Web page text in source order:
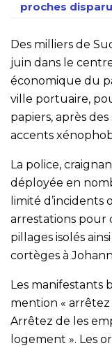
proches
Des milliers de
juin dans le
économique du
ville portuaire,
papiers, après
accents
La police,
déployée en
limité
arrestations pour
pillages isolés
cortèges à
Les manifestants
mention «
Arrêtez de les
logement ». Les